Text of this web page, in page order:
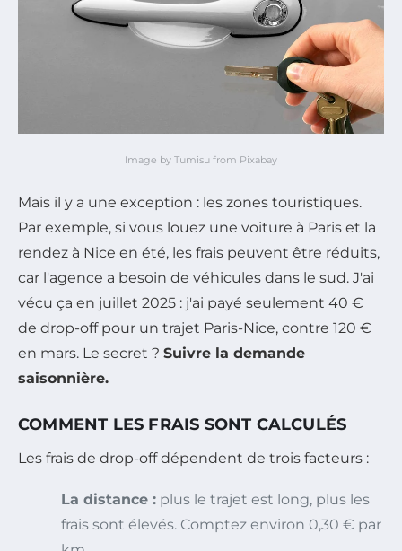
Image by Tumisu from Pixabay
Mais il y a une exception : les zones touristiques.
Par exemple, si vous louez une voiture à Paris et la
rendez à Nice en été, les frais peuvent être réduits,
car l'agence a besoin de véhicules dans le sud. J'ai
vécu ça en juillet 2025 : j'ai payé seulement 40 €
de drop-off pour un trajet Paris-Nice, contre 120 €
en mars. Le secret ? Suivre la demande
saisonnière.
COMMENT LES FRAIS SONT CALCULÉS
Les frais de drop-off dépendent de trois facteurs :
La distance : plus le trajet est long, plus les
frais sont élevés. Comptez environ 0,30 € par